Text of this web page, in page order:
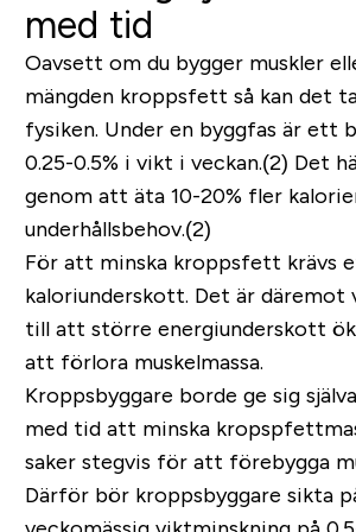
med tid
Oavsett om du bygger muskler
mängden kroppsfett så kan det
fysiken. Under en byggfas är ett
0.25-0.5% i vikt i veckan.(2) Det
genom att äta 10-20% fler
underhållsbehov.(2)
För att minska kroppsfett krävs
kaloriunderskott. Det är
till att större energiunderskott
att förlora muskelmassa.
Kroppsbyggare borde ge sig
med tid att minska
saker stegvis för att förebygga
Därför bör kroppsbyggare sikta